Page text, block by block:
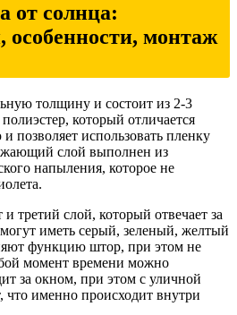
от солнца:
особенности, монтаж
толщину и состоит из 2-3
который отличается
позволяет использовать пленку
слой выполнен из
напыления, которое не
третий слой, который отвечает за
иметь серый, зеленый, желтый
функцию штор, при этом не
момент времени можно
за окном, при этом с уличной
что именно происходит внутри